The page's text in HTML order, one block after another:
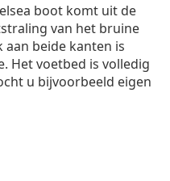
boot komt uit de
van het bruine
beide kanten is
Het voetbed is volledig
u bijvoorbeeld eigen